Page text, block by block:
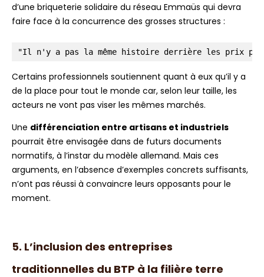
d’une briqueterie solidaire du réseau Emmaüs qui devra
faire face à la concurrence des grosses structures :
"Il n'y a pas la même histoire derrière les prix
Certains professionnels soutiennent quant à eux qu’il y a
de la place pour tout le monde car, selon leur taille, les
acteurs ne vont pas viser les mêmes marchés.
Une différenciation entre artisans et industriels
pourrait être envisagée dans de futurs documents
normatifs, à l’instar du modèle allemand. Mais ces
arguments, en l’absence d’exemples concrets suffisants,
n’ont pas réussi à convaincre leurs opposants pour le
moment.
5. L’inclusion des entreprises
traditionnelles du BTP à la filière terre